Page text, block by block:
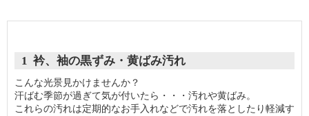
1 衿、袖の黒ずみ・黄ばみ汚れ
こんな光景見かけませんか？
汗ばむ季節が過ぎて気が付いたら・・・汚れや黄ばみ。
これらの汚れは定期的なお手入れなどで汚れを落としたり軽減す